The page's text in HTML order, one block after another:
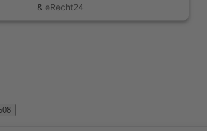
& eRecht24